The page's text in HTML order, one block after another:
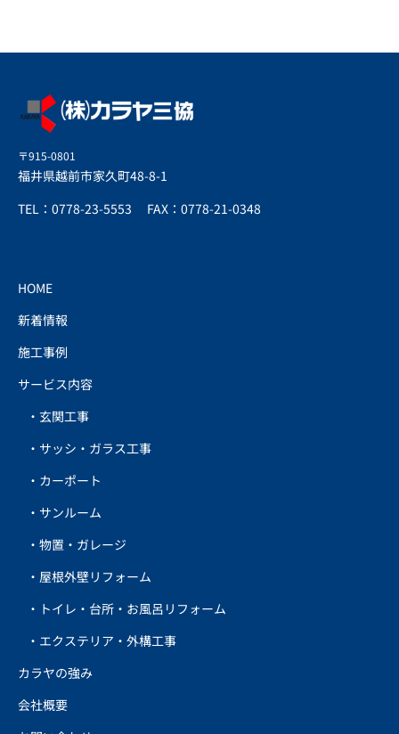
〒915-0801
福井県越前市家久町48-8-1
TEL：0778-23-5553
FAX：0778-21-0348
HOME
新着情報
施工事例
サービス内容
玄関工事
サッシ・ガラス工事
カーポート
サンルーム
物置・ガレージ
屋根外壁リフォーム
トイレ・台所・お風呂リフォーム
エクステリア・外構工事
カラヤの強み
会社概要